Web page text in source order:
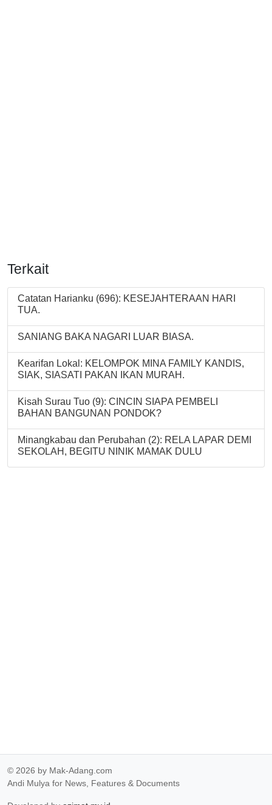
Terkait
Catatan Harianku (696): KESEJAHTERAAN HARI
TUA.
SANIANG BAKA NAGARI LUAR BIASA.
Kearifan Lokal: KELOMPOK MINA FAMILY KANDIS,
SIAK, SIASATI PAKAN IKAN MURAH.
Kisah Surau Tuo (9): CINCIN SIAPA PEMBELI
BAHAN BANGUNAN PONDOK?
Minangkabau dan Perubahan (2): RELA LAPAR DEMI
SEKOLAH, BEGITU NINIK MAMAK DULU
© 2026 by Mak-Adang.com
Andi Mulya for News, Features & Documents